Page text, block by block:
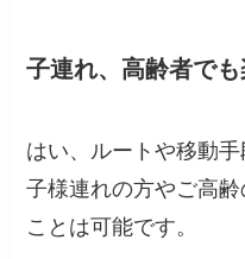
子連れ、高齢者でも
はい、ルートや移動
子様連れの方やご高
ことは可能です。